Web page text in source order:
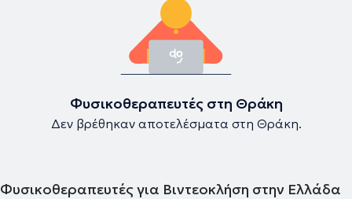
Φυσικοθεραπευτές στη Θράκη
Δεν βρέθηκαν αποτελέσματα στη Θράκη.
Φυσικοθεραπευτές για Βιντεοκλήση στην Ελλάδα